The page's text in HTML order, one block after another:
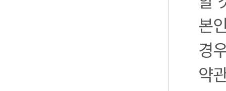
본
경
약